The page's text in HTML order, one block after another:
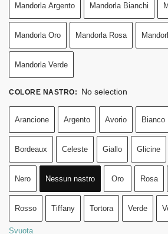
Mandorla Argento Mandorla Bianchi
Mandorla Oro Mandorla Rosa
Mandorla Verde
COLORE NASTRO: No selection
Arancione Argento Avorio Bianco
Bordeaux Celeste Giallo Glicine
Nero Nessun nastro Oro Rosa
Rosso Tiffany Tortora Verde
Svuota